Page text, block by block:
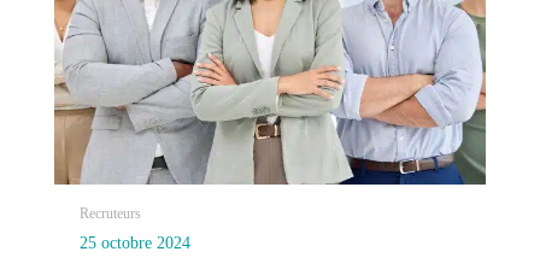
Recruteurs
25 octobre 2024